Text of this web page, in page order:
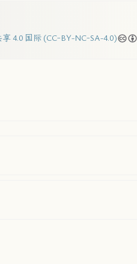
4.0 国际 (CC-BY-NC-SA-4.0)